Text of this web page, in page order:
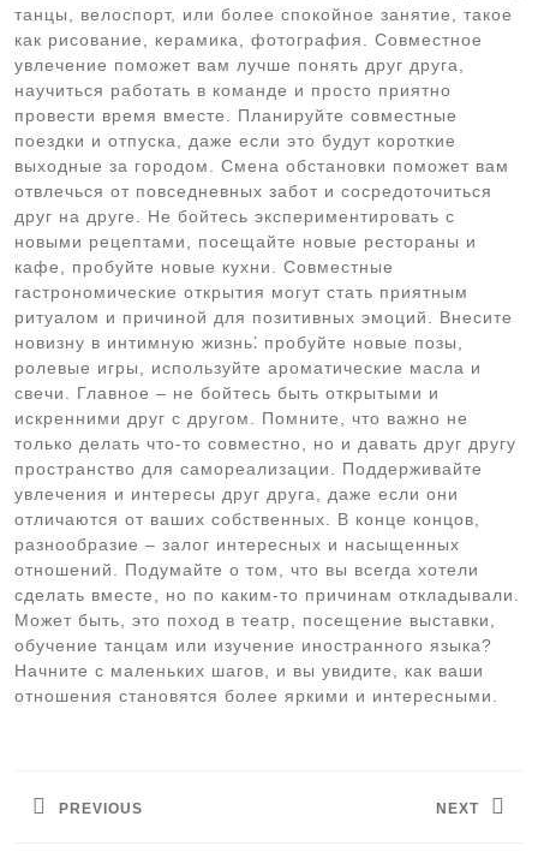
танцы, велоспорт, или более спокойное занятие, такое
как рисование, керамика, фотография. Совместное
увлечение поможет вам лучше понять друг друга,
научиться работать в команде и просто приятно
провести время вместе. Планируйте совместные
поездки и отпуска, даже если это будут короткие
выходные за городом. Смена обстановки поможет вам
отвлечься от повседневных забот и сосредоточиться
друг на друге. Не бойтесь экспериментировать с
новыми рецептами, посещайте новые рестораны и
кафе, пробуйте новые кухни. Совместные
гастрономические открытия могут стать приятным
ритуалом и причиной для позитивных эмоций. Внесите
новизну в интимную жизнь⁚ пробуйте новые позы,
ролевые игры, используйте ароматические масла и
свечи. Главное – не бойтесь быть открытыми и
искренними друг с другом. Помните, что важно не
только делать что-то совместно, но и давать друг другу
пространство для самореализации. Поддерживайте
увлечения и интересы друг друга, даже если они
отличаются от ваших собственных. В конце концов,
разнообразие – залог интересных и насыщенных
отношений. Подумайте о том, что вы всегда хотели
сделать вместе, но по каким-то причинам откладывали.
Может быть, это поход в театр, посещение выставки,
обучение танцам или изучение иностранного языка?
Начните с маленьких шагов, и вы увидите, как ваши
отношения становятся более яркими и интересными.
записям
PREVIOUS NEXT